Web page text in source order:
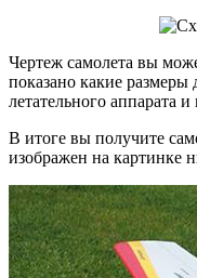
Чертеж самолета вы
показано какие
летательного аппарата
В итоге вы получите
изображен на картинке